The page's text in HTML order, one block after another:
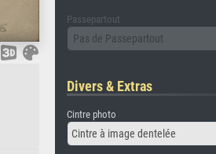
Passepartout
Pas de Passepartout
Divers & Extras
Cintre photo
Cintre à image dentelée